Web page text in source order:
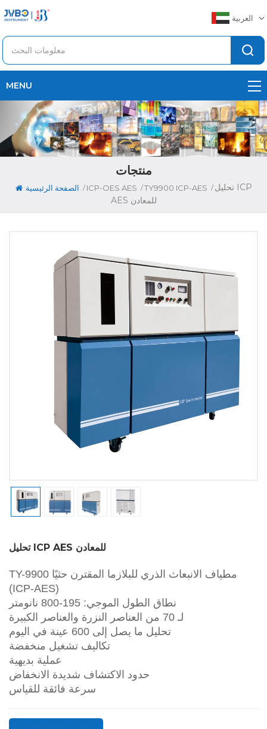
العربية
MENU
منتجات
الصفحة الرئيسية / ICP-OES AES /TY9900 ICP-AES / تحليل ICP
AES للمعادن
تحليل ICP AES للمعادن
TY-9900 مطياف الانبعاث الذري للبلازما المقترن حثيًا
(ICP-AES)
نطاق الطول الموجي: 195-800 نانومتر
لـ 70 من العناصر النزرة والعناصر الكبيرة
تحليل ما يصل إلى 600 عينة في اليوم
تكاليف تشغيل منخفضة
عملية بديهية
حدود الاكتشاف شديدة الانخفاض
سرعة فائقة للقياس